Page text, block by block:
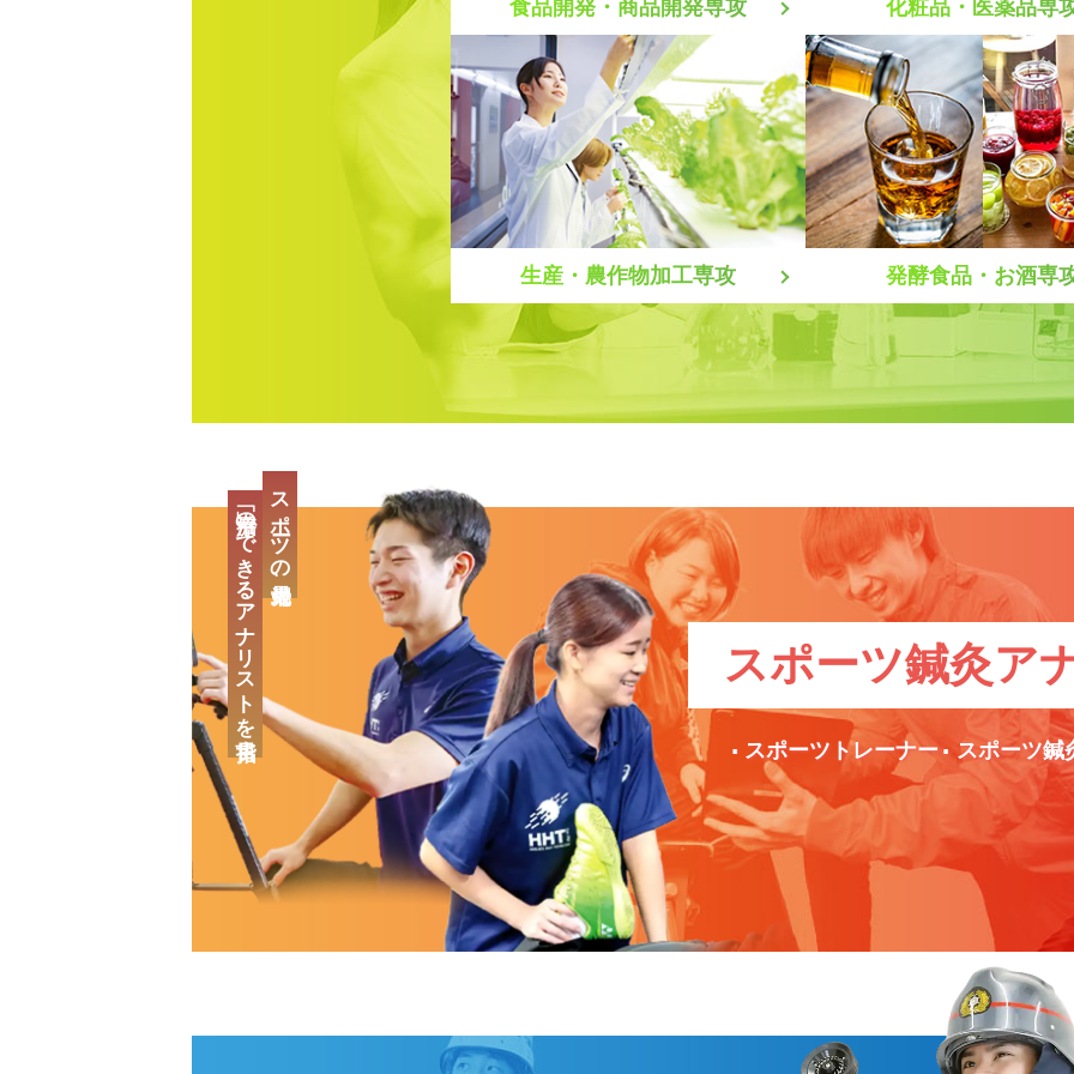
食品開発・商品開発専攻 化粧品・医薬品専
生産・農作物加工専攻 発酵食品・お酒専
スポーツ鍼灸ア
スポーツトレーナー スポーツ鍼
スポーツの最先端、
「治療」のできるアナリストを目指す